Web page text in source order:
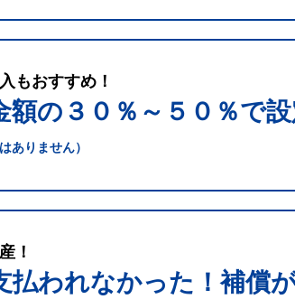
もおすすめ！
額の３０％～５０％で設
ありません）
！
払われなかった！補償